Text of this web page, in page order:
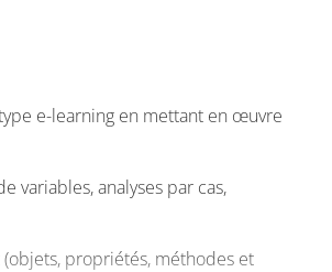
le cours dédié à ce langage (au
/ apprentissage des
langage à un autre (important
e-learning en mettant en œuvre
variables, analyses par cas,
propriétés, méthodes et